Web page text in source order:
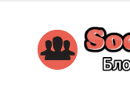
content